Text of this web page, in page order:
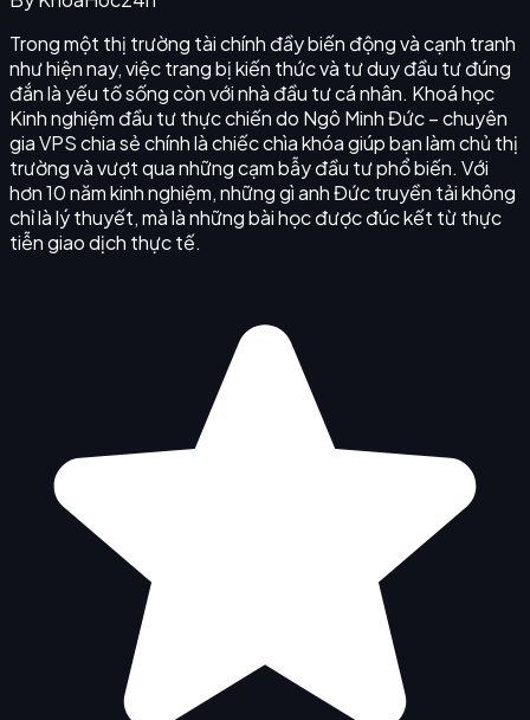
Trong một thị trường tài chính đầy biến động và cạnh tranh
như hiện nay, việc trang bị kiến thức và tư duy đầu tư đúng
đắn là yếu tố sống còn với nhà đầu tư cá nhân. Khoá học
Kinh nghiệm đầu tư thực chiến do Ngô Minh Đức – chuyên
gia VPS chia sẻ chính là chiếc chìa khóa giúp bạn làm chủ thị
trường và vượt qua những cạm bẫy đầu tư phổ biến. Với
hơn 10 năm kinh nghiệm, những gì anh Đức truyền tải không
chỉ là lý thuyết, mà là những bài học được đúc kết từ thực
tiễn giao dịch thực tế.